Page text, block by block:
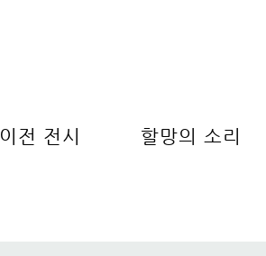
이전 전시 할망의 소리